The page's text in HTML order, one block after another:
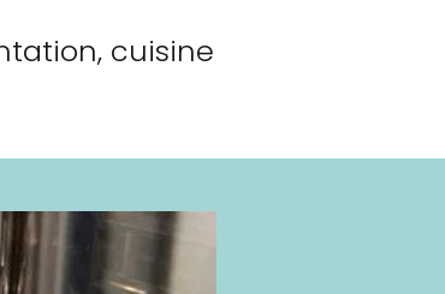
cuisine